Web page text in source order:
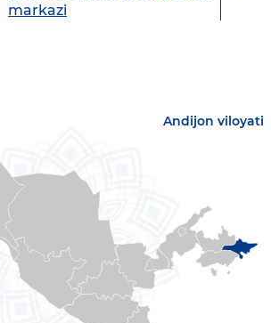
markazi
Andijon viloyati